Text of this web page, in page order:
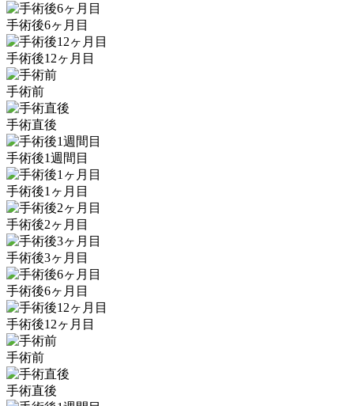
手術後6ヶ月目
手術後12ヶ月目
手術前
手術直後
手術後1週間目
手術後1ヶ月目
手術後2ヶ月目
手術後3ヶ月目
手術後6ヶ月目
手術後12ヶ月目
手術前
手術直後